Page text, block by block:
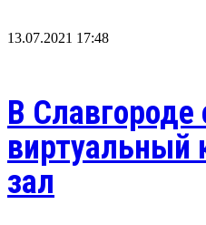
13.07.2021 17:48
В
виртуальный
зал